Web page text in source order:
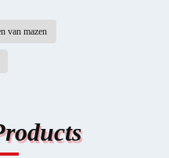
van mazen